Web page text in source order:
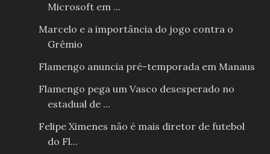
Microsoft em ...
Marcelo e a importância do jogo contra o
Grêmio
Flamengo anuncia pré-temporada em Manaus
Flamengo pega um Vasco desesperado no
estadual de ...
Felipe Ximenes não é mais diretor de futebol
do Fl...